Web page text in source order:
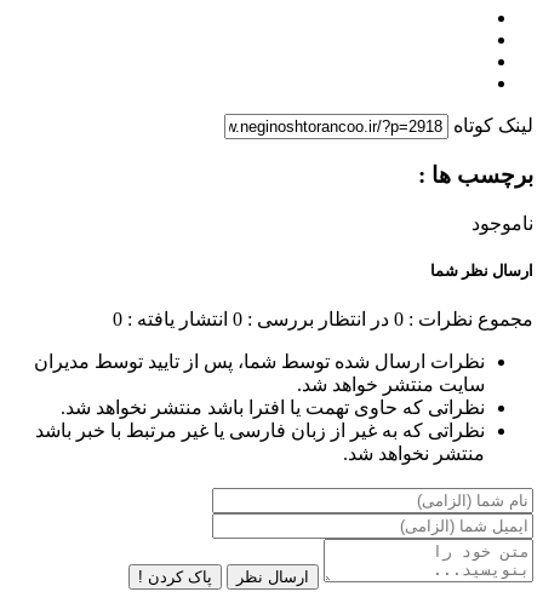
لینک کوتاه
برچسب ها :
ناموجود
ارسال نظر شما
مجموع نظرات : 0 در انتظار بررسی : 0 انتشار یافته : 0
نظرات ارسال شده توسط شما، پس از تایید توسط مدیران
سایت منتشر خواهد شد.
نظراتی که حاوی تهمت یا افترا باشد منتشر نخواهد شد.
نظراتی که به غیر از زبان فارسی یا غیر مرتبط با خبر باشد
منتشر نخواهد شد.
ارسال نظر پاک کردن !